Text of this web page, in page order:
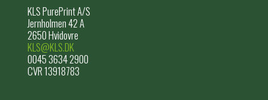
KLS PurePrint A/S
Jernholmen 42 A
2650 Hvidovre
KLS@KLS.DK
0045 3634 2900
CVR 13918783